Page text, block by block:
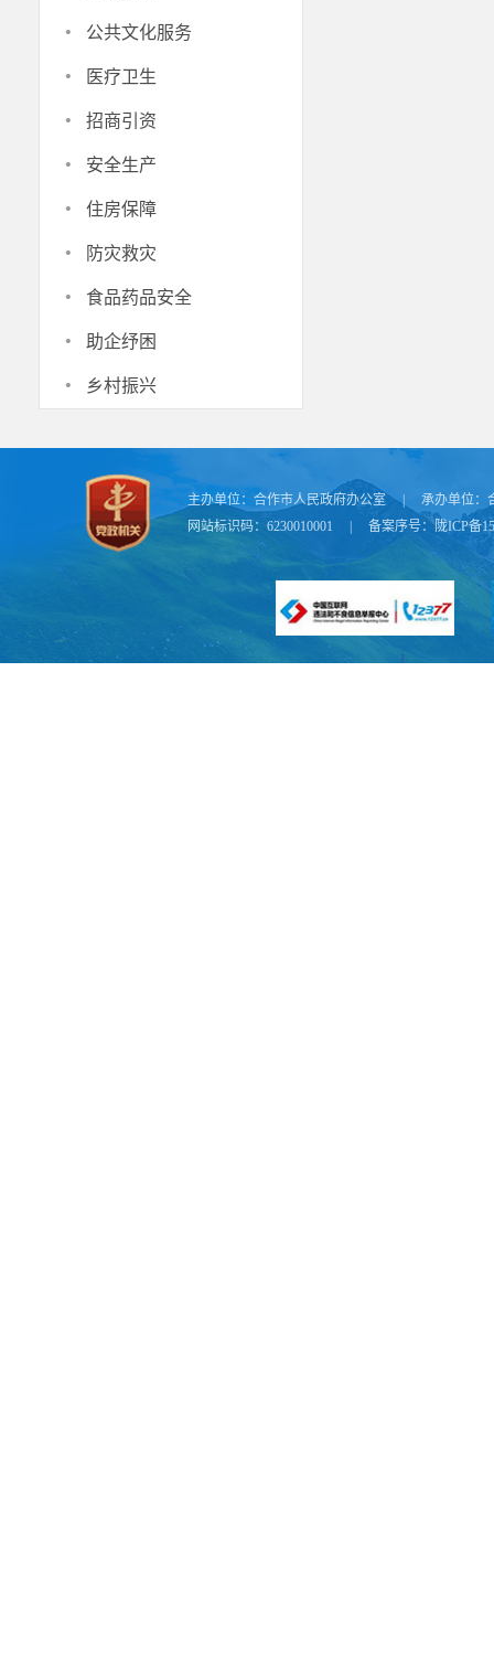
· 公共文化服务
· 医疗卫生
· 招商引资
· 安全生产
· 住房保障
· 防灾救灾
· 食品药品安全
· 助企纾困
· 乡村振兴
主办单位： 合作市人民政府办公室 承办单位：
网站标识码：6230010001
备案序号：陇ICP备